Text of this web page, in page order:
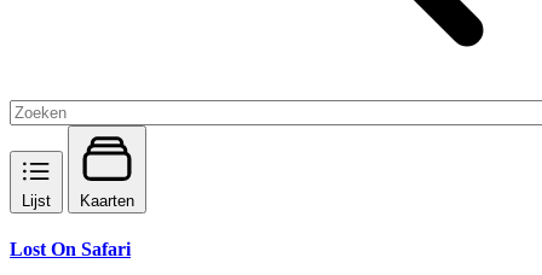
Lijst Kaarten
Lost On Safari